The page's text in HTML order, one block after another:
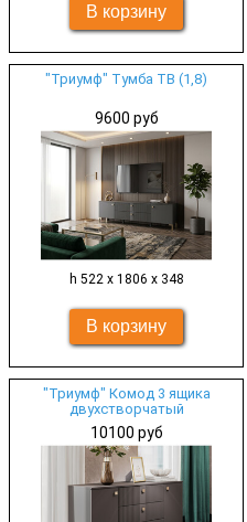
"Триумф" Тумба ТВ (1,8)
9600 руб
h 522 х 1806 х 348
"Триумф" Комод 3 ящика
двухстворчатый
10100 руб